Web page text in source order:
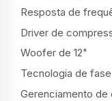
Resposta de
Driver de
Woofer de 12"
Tecnologia de
Gerenciamento